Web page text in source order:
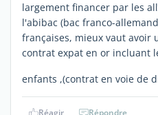
largement financer par les
l'abibac (bac franco-
françaises, mieux vaut avoir
contrat expat en or incluant
enfants ,(contrat en voie de
Réagir Répondre